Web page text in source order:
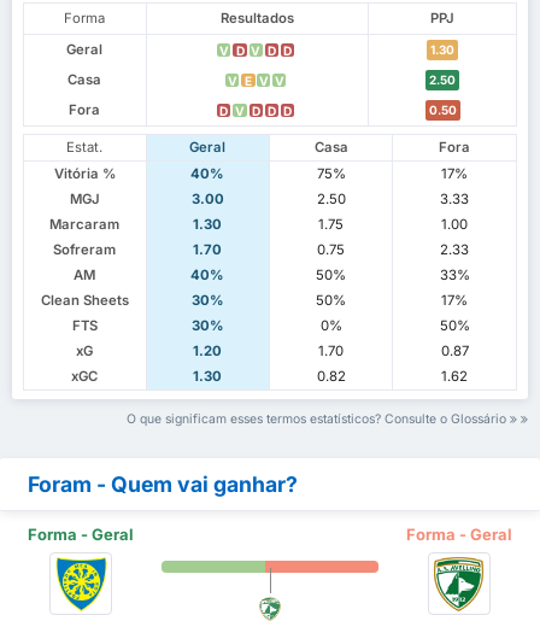
Forma Resultados
PPJ
Geral
V D V D D 1.30
Casa V E V V 2.50
Fora D V D D D 0.50
Estat. Geral Casa
Fora
Vitória %
40% 75%
17%
MGJ
3.00 2.50
3.33
Marcaram
1.30 1.75
1.00
Sofreram
1.70 0.75
2.33
AM
40% 50%
33%
Clean Sheets
30% 50%
17%
FTS
30% 0%
50%
xG
1.20 1.70
0.87
xGC
1.30 0.82 1.62
O que significam esses termos estatísticos? Consulte o Glossário
Foram - Quem vai ganhar?
Forma - Geral Forma - Geral